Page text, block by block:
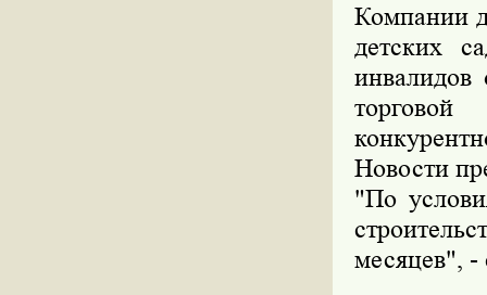
Компании
детских
Новости
"По
месяцев", -